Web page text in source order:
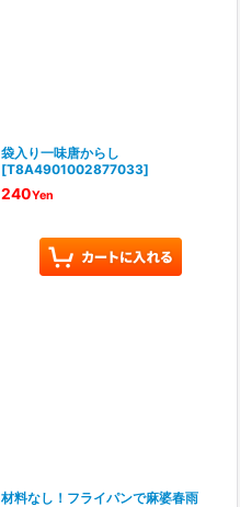
袋入り一味唐からし
[T8A4901002877033]
240Yen
材料なし！フライパンで麻婆春雨